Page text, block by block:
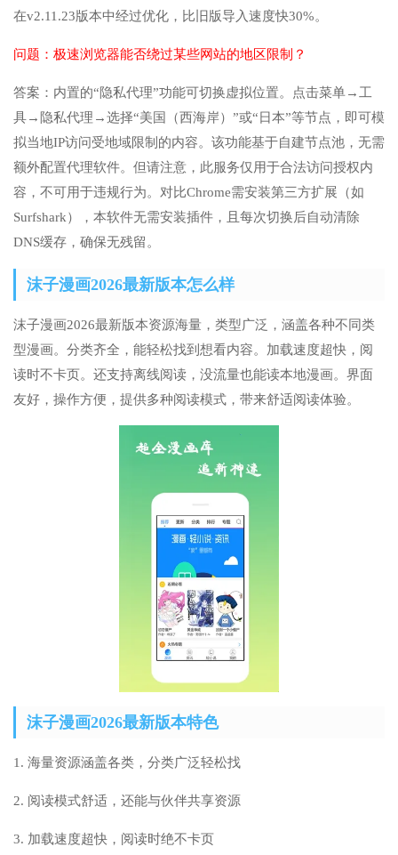
在v2.11.23版本中经过优化，比旧版导入速度快30%。
问题：极速浏览器能否绕过某些网站的地区限制？
答案：内置的“隐私代理”功能可切换虚拟位置。点击菜单→工
具→隐私代理→选择“美国（西海岸）”或“日本”等节点，即可模
拟当地IP访问受地域限制的内容。该功能基于自建节点池，无需
额外配置代理软件。但请注意，此服务仅用于合法访问授权内
容，不可用于违规行为。对比Chrome需安装第三方扩展（如
Surfshark），本软件无需安装插件，且每次切换后自动清除
DNS缓存，确保无残留。
沫子漫画2026最新版本怎么样
沫子漫画2026最新版本资源海量，类型广泛，涵盖各种不同类
型漫画。分类齐全，能轻松找到想看内容。加载速度超快，阅
读时不卡页。还支持离线阅读，没流量也能读本地漫画。界面
友好，操作方便，提供多种阅读模式，带来舒适阅读体验。
沫子漫画2026最新版本特色
1. 海量资源涵盖各类，分类广泛轻松找
2. 阅读模式舒适，还能与伙伴共享资源
3. 加载速度超快，阅读时绝不卡页